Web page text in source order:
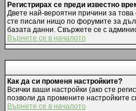
Регистрирах се преди известно
Двете най-вероятни причини за
сте писали нищо по форумите за
базата данни. Свържете се с
Върнете се в началото
Как да си променя настройките?
Всички ваши настройки (ако сте
позволи да промените настройките
Върнете се в началото